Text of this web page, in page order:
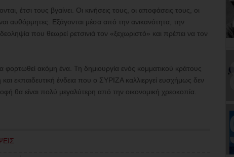
έτσι τους βγαίνει. Οι κινήσεις τους, οι αποφάσεις τους, οι
αυθόρμητες. Εξάγονται μέσα από την ανικανότητα, την
που θεωρεί ρετσινιά τον «ξεχωριστό» και πρέπει να τον
ακόμη ένα. Τη δημιουργία ενός κομματικού κράτους
εκπαιδευτική ένδεια που ο ΣΥΡΙΖΑ καλλιεργεί ευσχήμως δεν
θα είναι πολύ μεγαλύτερη από την οικονομική χρεοκοπία.